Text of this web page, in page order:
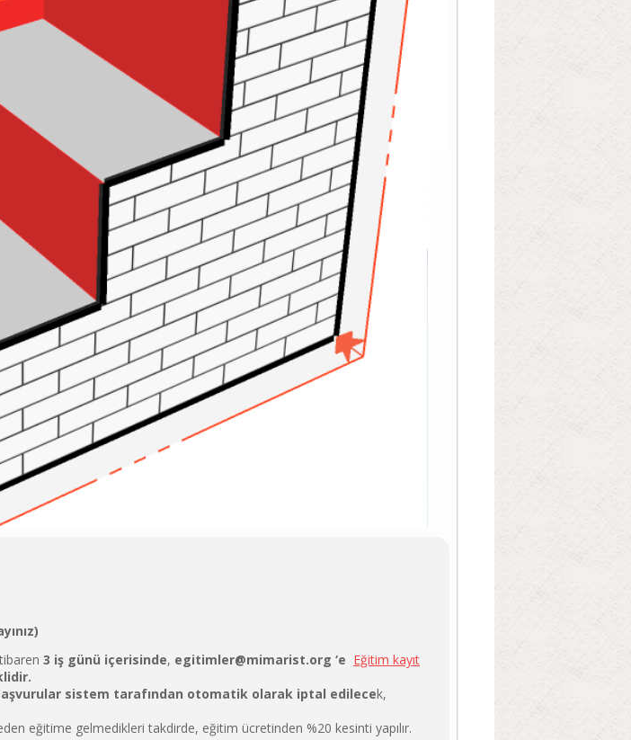
3 iş günü içerisinde, egitimler@mimarist.org ‘e Eğitim kayıt
sistem tarafından otomatik olarak iptal edilecek,
eğitime gelmedikleri takdirde, eğitim ücretinden %20 kesinti yapılır.